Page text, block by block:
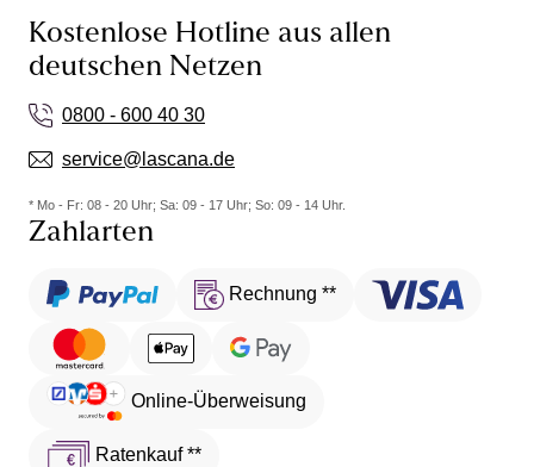
Kostenlose Hotline aus allen
deutschen Netzen
0800 - 600 40 30
service@lascana.de
* Mo - Fr: 08 - 20 Uhr; Sa: 09 - 17 Uhr; So: 09 - 14 Uhr.
Zahlarten
Rechnung **
Online-Überweisung
Ratenkauf **